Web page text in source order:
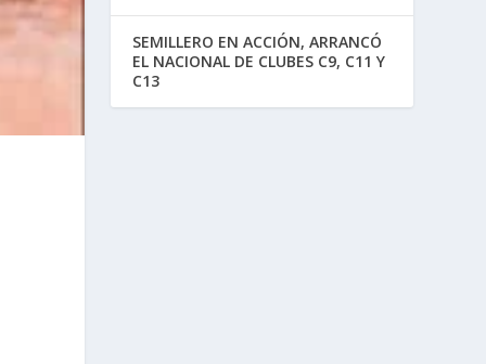
SEMILLERO EN ACCIÓN, ARRANCÓ
EL NACIONAL DE CLUBES C9, C11 Y
C13